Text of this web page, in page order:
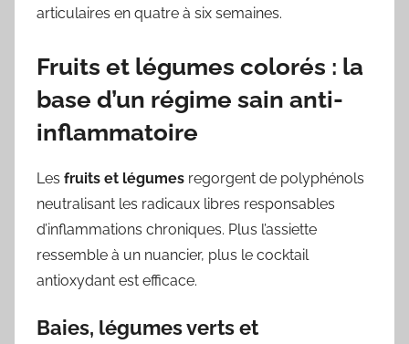
articulaires en quatre à six semaines.
Fruits et légumes colorés : la
base d’un régime sain anti-
inflammatoire
Les fruits et légumes regorgent de polyphénols
neutralisant les radicaux libres responsables
d’inflammations chroniques. Plus l’assiette
ressemble à un nuancier, plus le cocktail
antioxydant est efficace.
Baies, légumes verts et